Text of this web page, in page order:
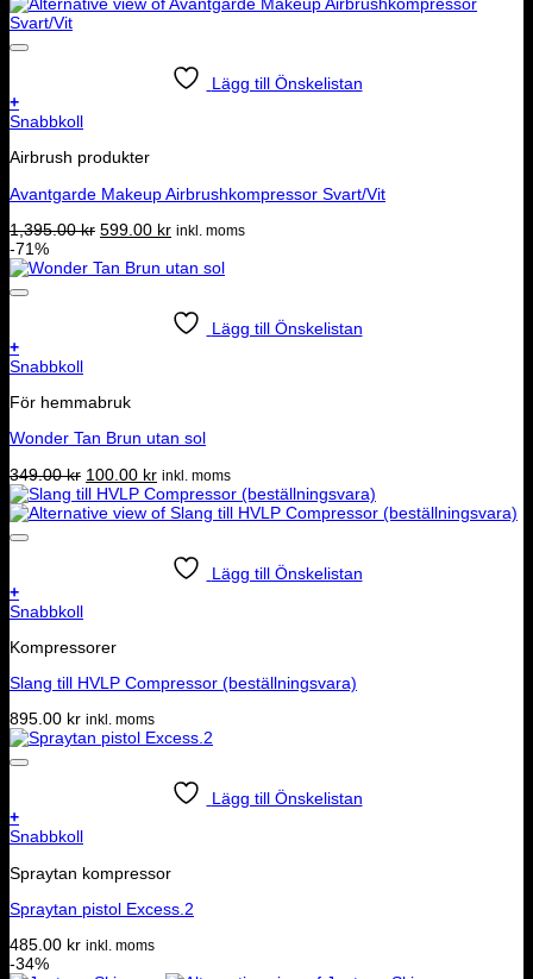
Lägg till Önskelistan
+
Snabbkoll
Airbrush produkter
Avantgarde Makeup Airbrushkompressor Svart/Vit
1,395.00kr Det
priset
599.00 krDet
priset
inkl. moms
-71%
Lägg till Önskelistan
+
Snabbkoll
För hemmabruk
Wonder Tan Brun utan sol
349.00kr Det
ursprungliga
priset
100.00 krDet
nuvarande
priset
inkl. moms
Lägg till Önskelistan
+
Snabbkoll
Kompressorer
Slang till HVLP Compressor (beställningsvara)
895.00 kr inkl. moms
Lägg till Önskelistan
+
Snabbkoll
Spraytan kompressor
Spraytan pistol Excess.2
485.00 kr inkl. moms
-34%